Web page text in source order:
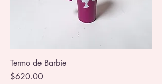
Termo de Barbie
Precio
$620.00